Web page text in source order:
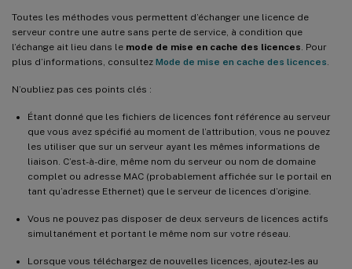
Toutes les méthodes vous permettent d’échanger une licence de
serveur contre une autre sans perte de service, à condition que
l’échange ait lieu dans le mode de mise en cache des licences . Pour
plus d’informations, consultez Mode de mise en cache des licences
N’oubliez pas ces points clés :
Étant donné que les fichiers de licences font référence au serveur
que vous avez spécifié au moment de l’attribution, vous ne pouvez
les utiliser que sur un serveur ayant les mêmes informations de
liaison. C’est-à-dire, même nom du serveur ou nom de domaine
complet ou adresse MAC (probablement affichée sur le portail en
tant qu’adresse Ethernet) que le serveur de licences d’origine.
Vous ne pouvez pas disposer de deux serveurs de licences actifs
simultanément et portant le même nom sur votre réseau.
Lorsque vous téléchargez de nouvelles licences, ajoutez-les au